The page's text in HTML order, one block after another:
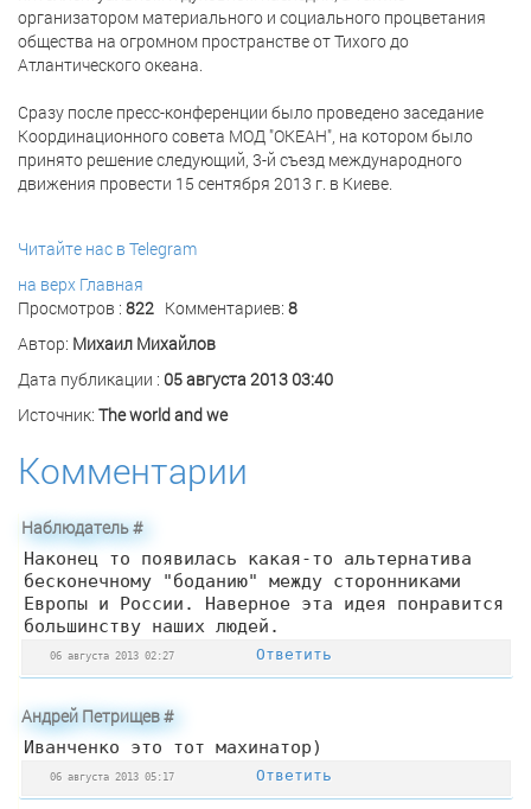
организатором материального и социального процветания
общества на огромном пространстве от Тихого до
Атлантического океана.
Сразу после пресс-конференции было проведено заседание
Координационного совета МОД "ОКЕАН", на котором было
принято решение следующий, 3-й съезд международного
движения провести 15 сентября 2013 г. в Киеве.
Читайте нас в Telegram
на верх Главная
Просмотров : 822 Комментариев: 8
Автор: Михаил Михайлов
Дата публикации : 05 августа 2013 03:40
Источник: The world and we
Комментарии
Наблюдатель#
Наконец то появилась какая-то альтернатива
бесконечному "боданию" между сторонниками
Европы и России. Наверное эта идея понравится
большинству наших людей.
06 августа 2013 02:27 Ответить
Андрей Петрищев#
Иванченко это тот махинатор)
06 августа 2013 05:17 Ответить